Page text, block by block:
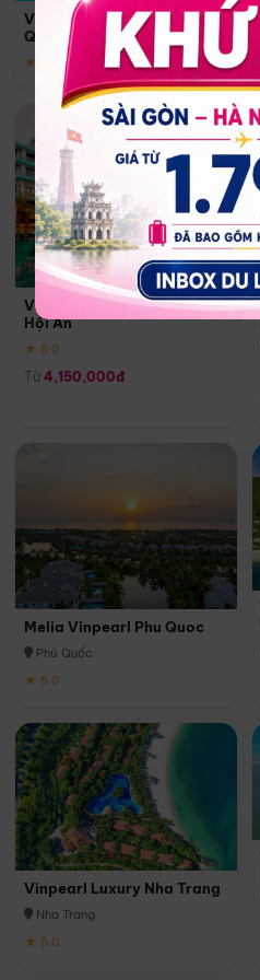
Vinpearl Resort & Spa Phu
Quoc
★ 5.0
Vinpearl Resort & Golf Nam
Hội An
★ 5.0
Từ 4,150,000đ
Melia Vinpearl Phu Quoc
Phú Quốc
★ 5.0
Vinpearl Luxury Nha Trang
Nha Trang
★ 5.0